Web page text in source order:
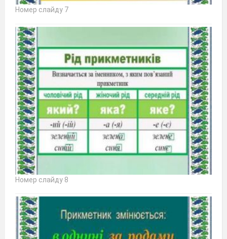
Номер слайду 7
Номер слайду 8